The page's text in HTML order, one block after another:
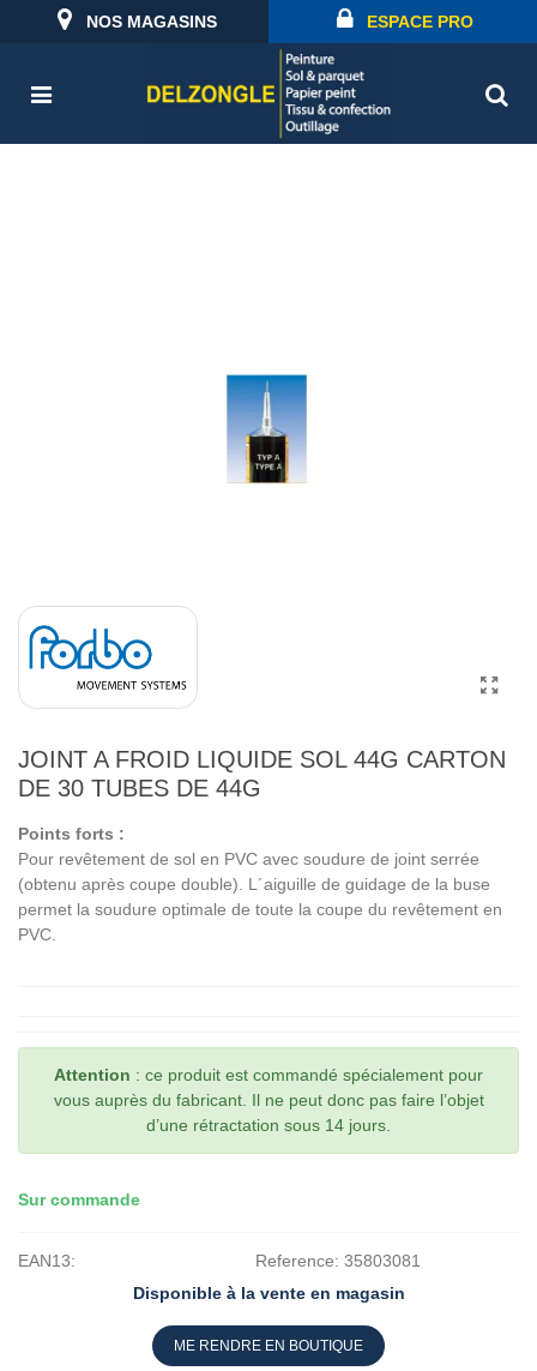
NOS MAGASINS ESPACE PRO
JOINT A FROID LIQUIDE SOL 44G CARTON
DE 30 TUBES DE 44G
Points forts :
Pour revêtement de sol en PVC avec soudure de joint serrée
(obtenu après coupe double). L´aiguille de guidage de la buse
permet la soudure optimale de toute la coupe du revêtement en
PVC.
Attention : ce produit est commandé spécialement pour
vous auprès du fabricant. Il ne peut donc pas faire l’objet
d’une rétractation sous 14 jours.
Sur commande
EAN13: Reference: 35803081
Disponible à la vente en magasin
ME RENDRE EN BOUTIQUE